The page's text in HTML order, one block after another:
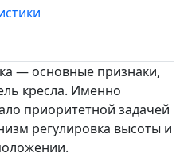
— основные признаки,
кресла. Именно
приоритетной задачей
регулировка высоты и